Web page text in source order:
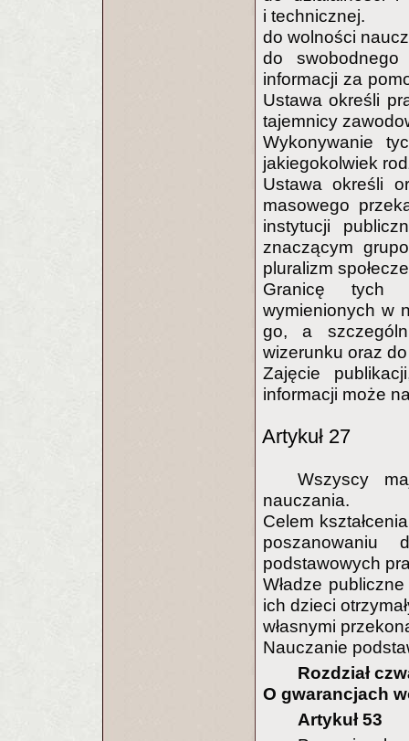
i technicznej.
do wolności
do swobodnego
informacji za
Ustawa określi
tajemnicy
Wykonywanie
jakiegokolwiek
Ustawa określi
masowego
instytucji
znaczącym
pluralizm
Granicę tych
wymienionych w
go, a
wizerunku oraz
Zajęcie
informacji może
Artykuł 27
Wszyscy
nauczania.
Celem
poszanowaniu
podstawowych
Władze
ich dzieci
własnymi
Nauczanie
Rozdział
O gwarancjach
Artykuł 53